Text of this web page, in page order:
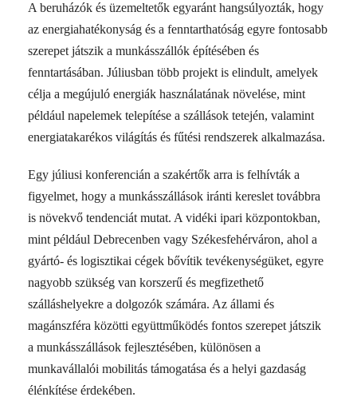
A beruházók és üzemeltetők egyaránt hangsúlyozták, hogy
az energiahatékonyság és a fenntarthatóság egyre fontosabb
szerepet játszik a munkásszállók építésében és
fenntartásában. Júliusban több projekt is elindult, amelyek
célja a megújuló energiák használatának növelése, mint
például napelemek telepítése a szállások tetején, valamint
energiatakarékos világítás és fűtési rendszerek alkalmazása.
Egy júliusi konferencián a szakértők arra is felhívták a
figyelmet, hogy a munkásszállások iránti kereslet továbbra
is növekvő tendenciát mutat. A vidéki ipari központokban,
mint például Debrecenben vagy Székesfehérváron, ahol a
gyártó- és logisztikai cégek bővítik tevékenységüket, egyre
nagyobb szükség van korszerű és megfizethető
szálláshelyekre a dolgozók számára. Az állami és
magánszféra közötti együttműködés fontos szerepet játszik
a munkásszállások fejlesztésében, különösen a
munkavállalói mobilitás támogatása és a helyi gazdaság
élénkítése érdekében.